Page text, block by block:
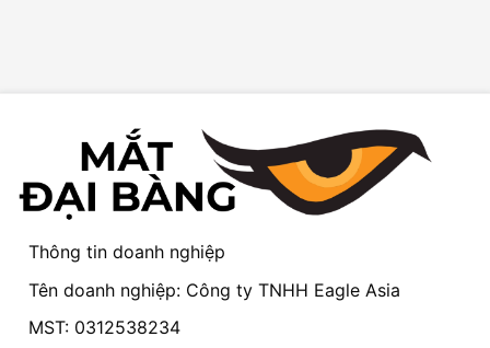
Thông tin doanh nghiệp
Tên doanh nghiệp: Công ty TNHH Eagle Asia
MST: 0312538234